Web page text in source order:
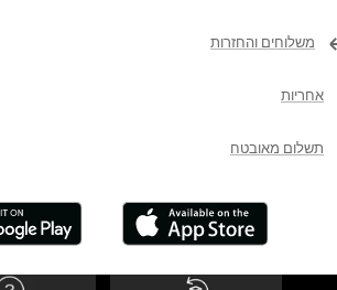
משלוחים והחזרות
אחריות
תשלום מאובטח